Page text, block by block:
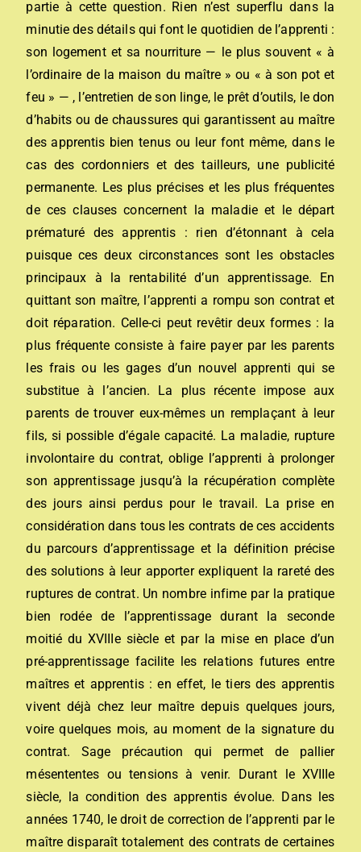
partie à cette question. Rien n’est superflu dans la
minutie des détails qui font le quotidien de l’apprenti :
son logement et sa nourriture — le plus souvent « à
l’ordinaire de la maison du maître » ou « à son pot et
feu » — , l’entretien de son linge, le prêt d’outils, le don
d’habits ou de chaussures qui garantissent au maître
des apprentis bien tenus ou leur font même, dans le
cas des cordonniers et des tailleurs, une publicité
permanente. Les plus précises et les plus fréquentes
de ces clauses concernent la maladie et le départ
prématuré des apprentis : rien d’étonnant à cela
puisque ces deux circonstances sont les obstacles
principaux à la rentabilité d’un apprentissage. En
quittant son maître, l’apprenti a rompu son contrat et
doit réparation. Celle-ci peut revêtir deux formes : la
plus fréquente consiste à faire payer par les parents
les frais ou les gages d’un nouvel apprenti qui se
substitue à l’ancien. La plus récente impose aux
parents de trouver eux-mêmes un remplaçant à leur
fils, si possible d’égale capacité. La maladie, rupture
involontaire du contrat, oblige l’apprenti à prolonger
son apprentissage jusqu’à la récupération complète
des jours ainsi perdus pour le travail. La prise en
considération dans tous les contrats de ces accidents
du parcours d’apprentissage et la définition précise
des solutions à leur apporter expliquent la rareté des
ruptures de contrat. Un nombre infime par la pratique
bien rodée de l’apprentissage durant la seconde
moitié du XVIIIe siècle et par la mise en place d’un
pré-apprentissage facilite les relations futures entre
maîtres et apprentis : en effet, le tiers des apprentis
vivent déjà chez leur maître depuis quelques jours,
voire quelques mois, au moment de la signature du
contrat. Sage précaution qui permet de pallier
mésententes ou tensions à venir. Durant le XVIIIe
siècle, la condition des apprentis évolue. Dans les
années 1740, le droit de correction de l’apprenti par le
maître disparaît totalement des contrats de certaines